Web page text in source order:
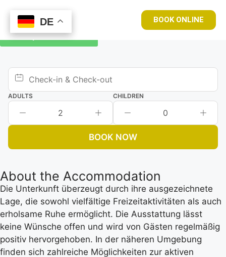
BOOK ONLINE
Book your room now
ADULTS
2
CHILDREN
0
BOOK NOW
About the Accommodation
Die Unterkunft überzeugt durch ihre ausgezeichnete
Lage, die sowohl vielfältige Freizeitaktivitäten als auch
erholsame Ruhe ermöglicht. Die Ausstattung lässt
keine Wünsche offen und wird von Gästen regelmäßig
positiv hervorgehoben. In der näheren Umgebung
finden sich zahlreiche Möglichkeiten zur aktiven
DE
DE